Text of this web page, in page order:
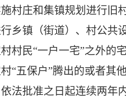
施村庄和集镇规划进行
行乡镇（街道）、村公
村村民“一户一宅”之外的
村“五保户”腾出的或者其
依法批准之日起连续两